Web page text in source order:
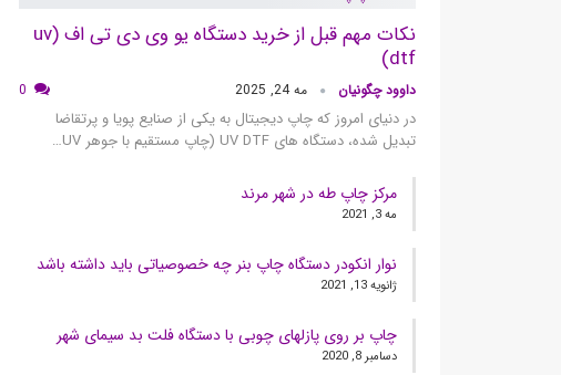
نکات مهم قبل از خرید دستگاه یو وی دی تی اف (uv
dtf)
داوود چگونیان مه 24, 2025
در دنیای امروز که چاپ دیجیتال به یکی از صنایع پویا و پرتقاضا
تبدیل شده، دستگاه‌ های UV DTF (چاپ مستقیم با جوهر UV…
مرکز چاپ طه در شهر مرند
مه 3, 2021
نوار انکودر دستگاه چاپ بنر چه خصوصیاتی باید داشته باشد
ژانویه 13, 2021
چاپ بر روی پازلهای چوبی با دستگاه فلت بد سیمای شهر
دسامبر 8, 2020